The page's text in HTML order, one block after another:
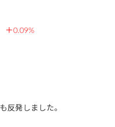
＋0.09%
反発しました。